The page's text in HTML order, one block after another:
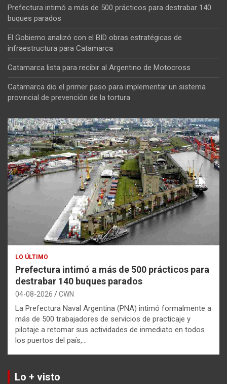
Prefectura intimó a más de 500 prácticos para destrabar 140
buques parados
El Gobierno analizó con el BID obras estratégicas de
infraestructura para Catamarca
Catamarca lista para recibir al Argentino de Motocross
Catamarca dio el primer paso para implementar un sistema
provincial de prevención de la tortura
LO ÚLTIMO
Prefectura intimó a más de 500 prácticos para
destrabar 140 buques parados
04-08-2026 CWN
La Prefectura Naval Argentina (PNA) intimó formalmente a
más de 500 trabajadores de servicios de practicaje y
pilotaje a retomar sus actividades de inmediato en todos
los puertos del país,…
Lo + visto